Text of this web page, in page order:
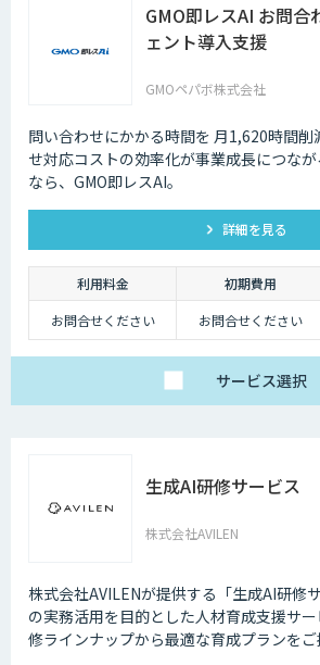
円（37,500円/月)
GMO即レスAI お問合
ェント導入支援
GMOペパボ株式会社
問い合わせにかかる時間を 月1,620時間削
せ対応コストの効率化が事業成長につな
なら、GMO即レスAI。
詳細を見る
利用料金 初期費用
お問合せください
お問合せください
サービス選択
生成AI研修サービス
株式会社AVILEN
株式会社AVILENが提供する「生成AI研修
の実務活用を目的とした人材育成支援サ
修ラインナップから最適な育成プランをご